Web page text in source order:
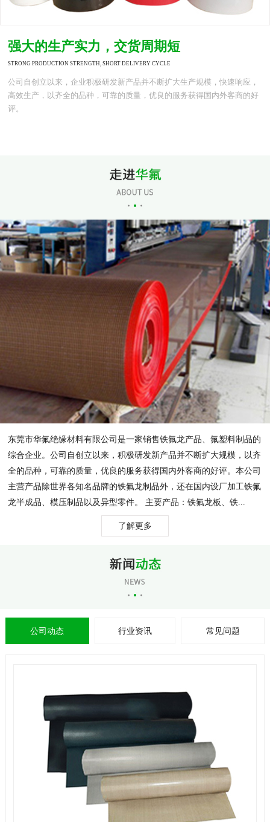
强大的生产实力，交货周期短
STRONG PRODUCTION STRENGTH, SHORT DELIVERY CYCLE
公司自创立以来，企业积极研发新产品并不断扩大生产规模，快速响应，
高效生产，以齐全的品种，可靠的质量，优良的服务获得国内外客商的好
评。
东莞市华氟绝缘材料有限公司是一家销售铁氟龙产品、氟塑料制品的
综合企业。公司自创立以来，积极研发新产品并不断扩大规模，以齐
全的品种，可靠的质量，优良的服务获得国内外客商的好评。本公司
主营产品除世界各知名品牌的铁氟龙制品外，还在国内设厂加工铁氟
龙半成品、模压制品以及异型零件。 主要产品：铁氟龙板、铁...
了解更多
公司动态 行业资讯 常见问题